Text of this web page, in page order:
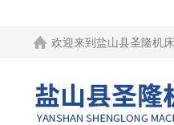
欢迎来到 盐山县圣隆机